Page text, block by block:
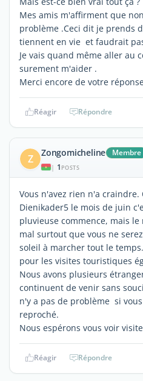
Mes amis m'affirment que
problème .Ceci dit je prends
tiennent en vie et faudrait
Je vais quand même aller au
surement m'aider .
Merci encore de votre
Réagir Répondre
Z Zongomicheline Membre
| 1 POSTS
Vous n'avez rien n'a
Dienikader5 le mois de juin
pluvieuse commence, mais
mal surtout que vous ne
soleil à marcher tout le
pour les visites touristiques
Nous avons plusieurs
continuent de venir sans
n'y a pas de problème si
reproché.
Nous espérons vous voir
Réagir Répondre